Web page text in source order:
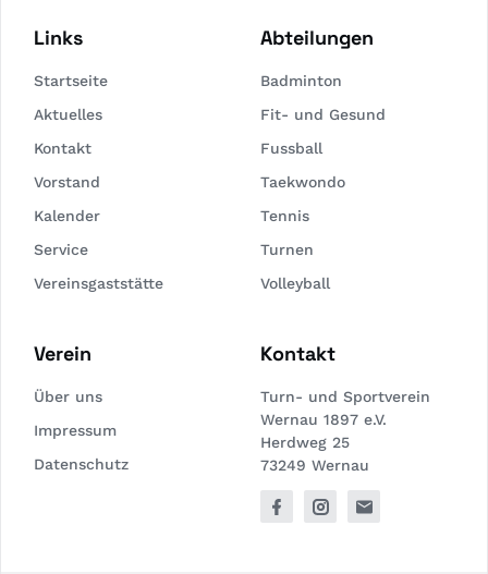
Links
Startseite
Aktuelles
Kontakt
Vorstand
Kalender
Service
Vereinsgaststätte
Abteilungen
Badminton
Fit- und Gesund
Fussball
Taekwondo
Tennis
Turnen
Volleyball
Verein
Über uns
Impressum
Datenschutz
Kontakt
Turn- und Sportverein
Wernau 1897 e.V.
Herdweg 25
73249 Wernau